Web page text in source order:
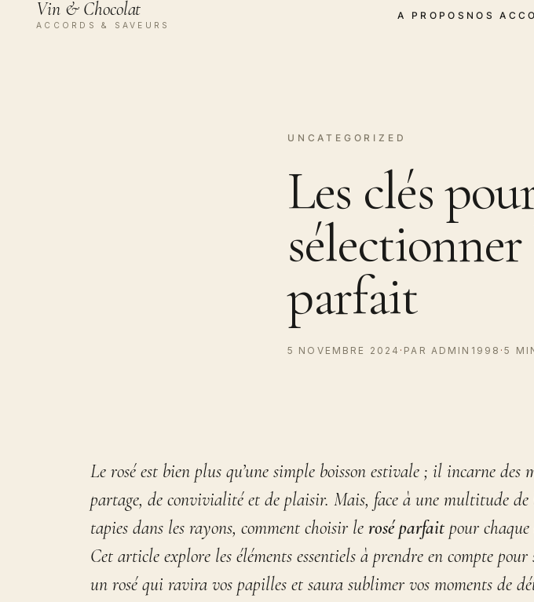
Vin & Chocolat
ACCORDS & SAVEURS
A PROPOS NOS
UNCATEGORIZED
Les clés
sélectionner
parfait
5 NOVEMBRE 2024 · PAR ADMIN1998 ·5
Le rosé est bien plus qu’une simple boisson estivale ; il incarne des
partage, de convivialité et de plaisir. Mais, face à une multitude de
tapies dans les rayons, comment choisir le rosé parfaitpour chaque
Cet article explore les éléments essentiels à prendre en compte pour
un rosé qui ravira vos papilles et saura sublimer vos moments de